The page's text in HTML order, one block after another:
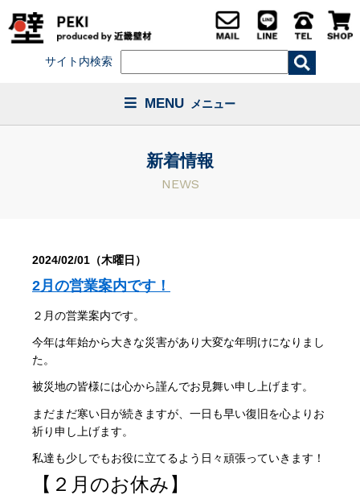
サイト内検索
MENU メニュー
新着情報
NEWS
2024/02/01（木曜日）
2月の営業案内です！
２月の営業案内です。
今年は年始から大きな災害があり大変な年明けになりまし
た。
被災地の皆様には心から謹んでお見舞い申し上げます。
まだまだ寒い日が続きますが、一日も早い復旧を心よりお
祈り申し上げます。
私達も少しでもお役に立てるよう日々頑張っていきます！
【２月のお休み】